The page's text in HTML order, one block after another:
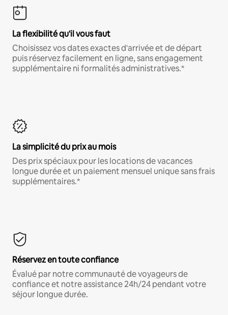
La flexibilité qu'il vous faut
Choisissez vos dates exactes d'arrivée et de départ
puis réservez facilement en ligne, sans engagement
supplémentaire ni formalités administratives.*
La simplicité du prix au mois
Des prix spéciaux pour les locations de vacances
longue durée et un paiement mensuel unique sans frais
supplémentaires.*
Réservez en toute confiance
Évalué par notre communauté de voyageurs de
confiance et notre assistance 24h/24 pendant votre
séjour longue durée.